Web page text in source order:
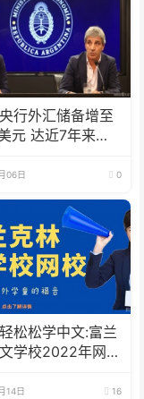
行外汇储备增至
元 达近7年来最
06日 0
松松学中文:富兰
学校2022年网校
14日 16